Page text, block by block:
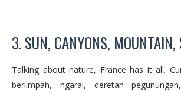
3. SUN, CANYONS, MOUNTAIN,
Talking about nature, France has it all.
berlimpah, ngarai, deretan